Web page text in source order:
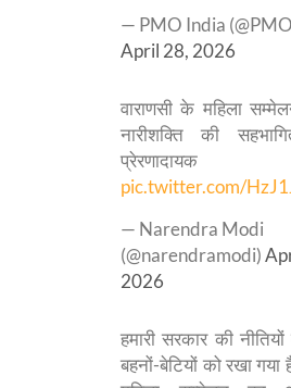
— PMO India
April 28, 2026
वाराणसी के महिला
नारीशक्ति की
प्रेरणादायक
pic.twitter.com/
— Narendra Modi
(@narendramodi)
2026
हमारी सरकार की
बहनों-बेटियों को रखा